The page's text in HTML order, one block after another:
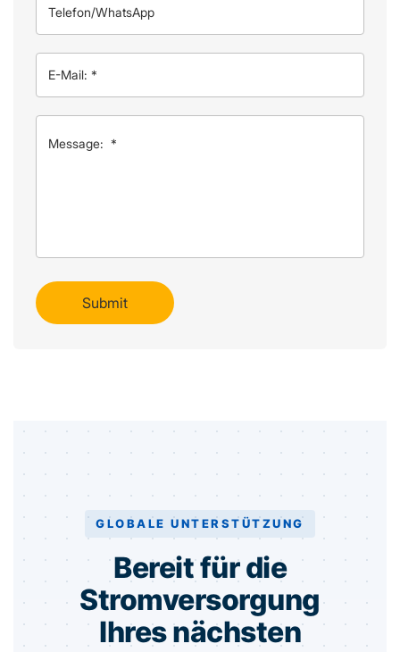
GLOBALE UNTERSTÜTZUNG
Bereit für die
Stromversorgung
Ihres nächsten